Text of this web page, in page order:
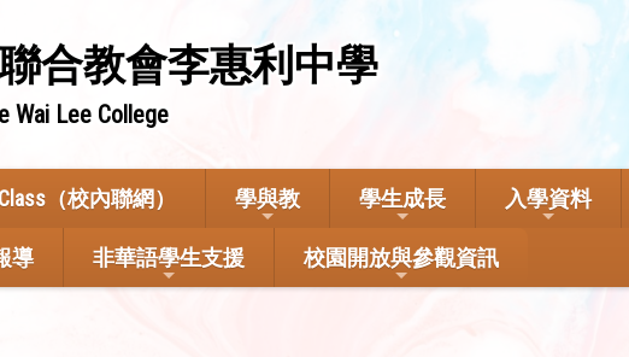
合教會李惠利中學
Wai Lee College
（校內聯網） 學與教 學生成長 入學資料
導 非華語學生支援 校園開放與參觀資訊